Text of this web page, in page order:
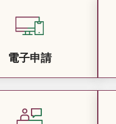
電子申請